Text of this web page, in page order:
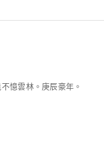
憶雲林。庚辰豪年。